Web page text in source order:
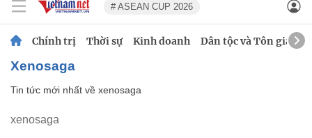
# ASEAN CUP 2026
Chính trị Thời sự Kinh doanh Dân tộc và Tôn giáo
xenosaga
Tin tức mới nhất về xenosaga
xenosaga